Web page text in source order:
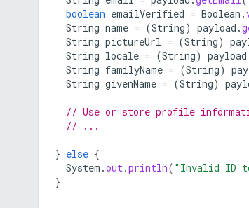
boolean emailVerified = Boolean .
String name = (String) payload .
String pictureUrl = (String)
String locale = (String) payload
String familyName = (String)
String givenName = (String)
// Use or store profile
// ...
} else {
System .out.println( "Invalid ID
}